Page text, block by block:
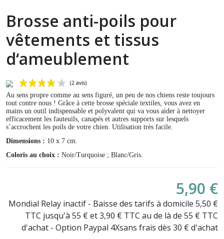
Brosse anti-poils pour
vêtements et tissus
d‘ameublement
Au sens propre comme au sens figuré, un peu de nos chiens reste toujours
tout contre nous ! Grâce à cette brosse spéciale textiles, vous avez en
mains un outil indispensable et polyvalent qui va vous aider à nettoyer
efficacement les fauteuils, canapés et autres supports sur lesquels
s’accrochent les poils de votre chien. Utilisation très facile.
Dimensions : 10 x 7 cm.
Coloris au choix : Noir/Turquoise ; Blanc/Gris.
5,90 €
Mondial Relay inactif - Baisse des tarifs à domicile 5,50 €
TTC jusqu'à 55 € et 3,90 € TTC au de là de 55 € TTC
d'achat - Option Paypal 4Xsans frais dès 30 € d'achat